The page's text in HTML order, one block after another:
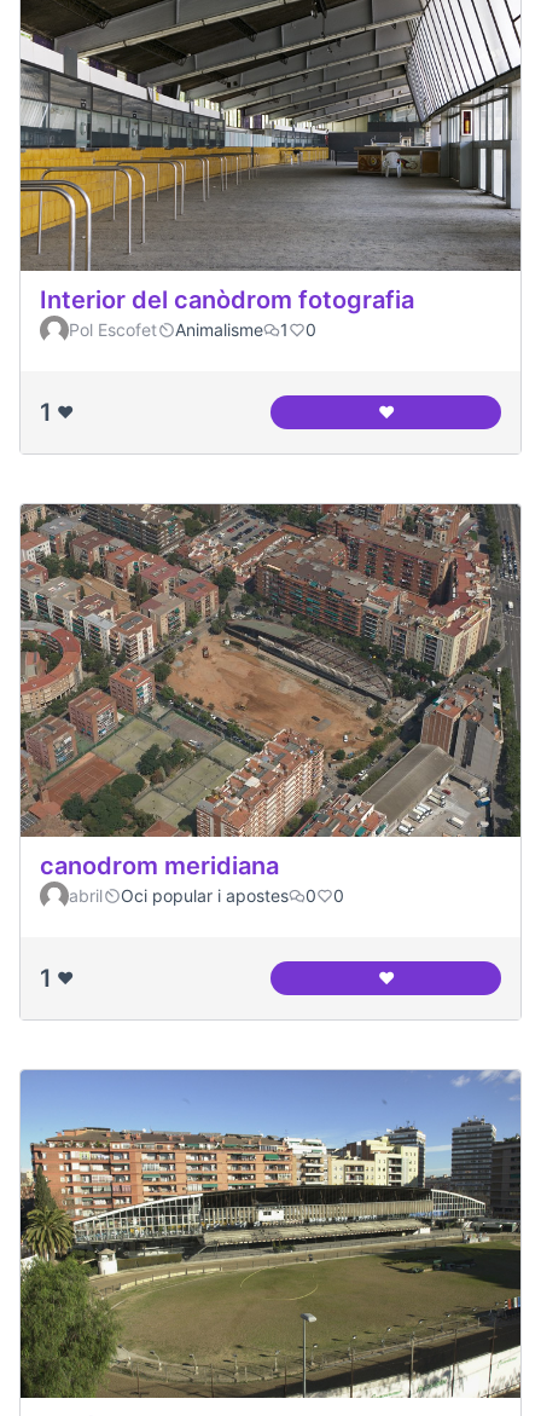
Interior del canòdrom fotografia
Pol Escofet Animalisme 1 0
1 ❤️ ❤️Interior del
canodrom meridiana
abril Oci popular i apostes 0 0
1 ❤️ ❤️canodrom